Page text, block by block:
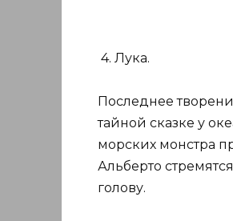
4. Лука.
Последнее
тайной сказке у
морских монстра
Альберто
голову.